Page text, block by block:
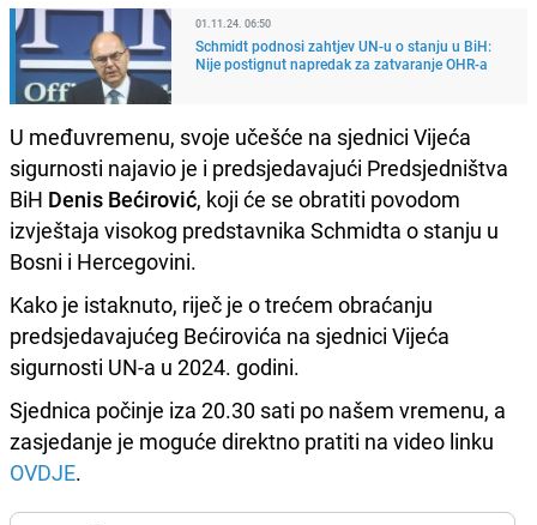
01.11.24. 06:50
Schmidt podnosi zahtjev UN-u o stanju u BiH:
Nije postignut napredak za zatvaranje OHR-a
U međuvremenu, svoje učešće na sjednici Vijeća
sigurnosti najavio je i predsjedavajući Predsjedništva
BiH Denis Bećirović, koji će se obratiti povodom
izvještaja visokog predstavnika Schmidta o stanju u
Bosni i Hercegovini.
Kako je istaknuto, riječ je o trećem obraćanju
predsjedavajućeg Bećirovića na sjednici Vijeća
sigurnosti UN-a u 2024. godini.
Sjednica počinje iza 20.30 sati po našem vremenu, a
zasjedanje je moguće direktno pratiti na video linku
OVDJE.